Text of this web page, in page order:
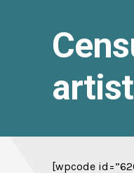
[wpcode